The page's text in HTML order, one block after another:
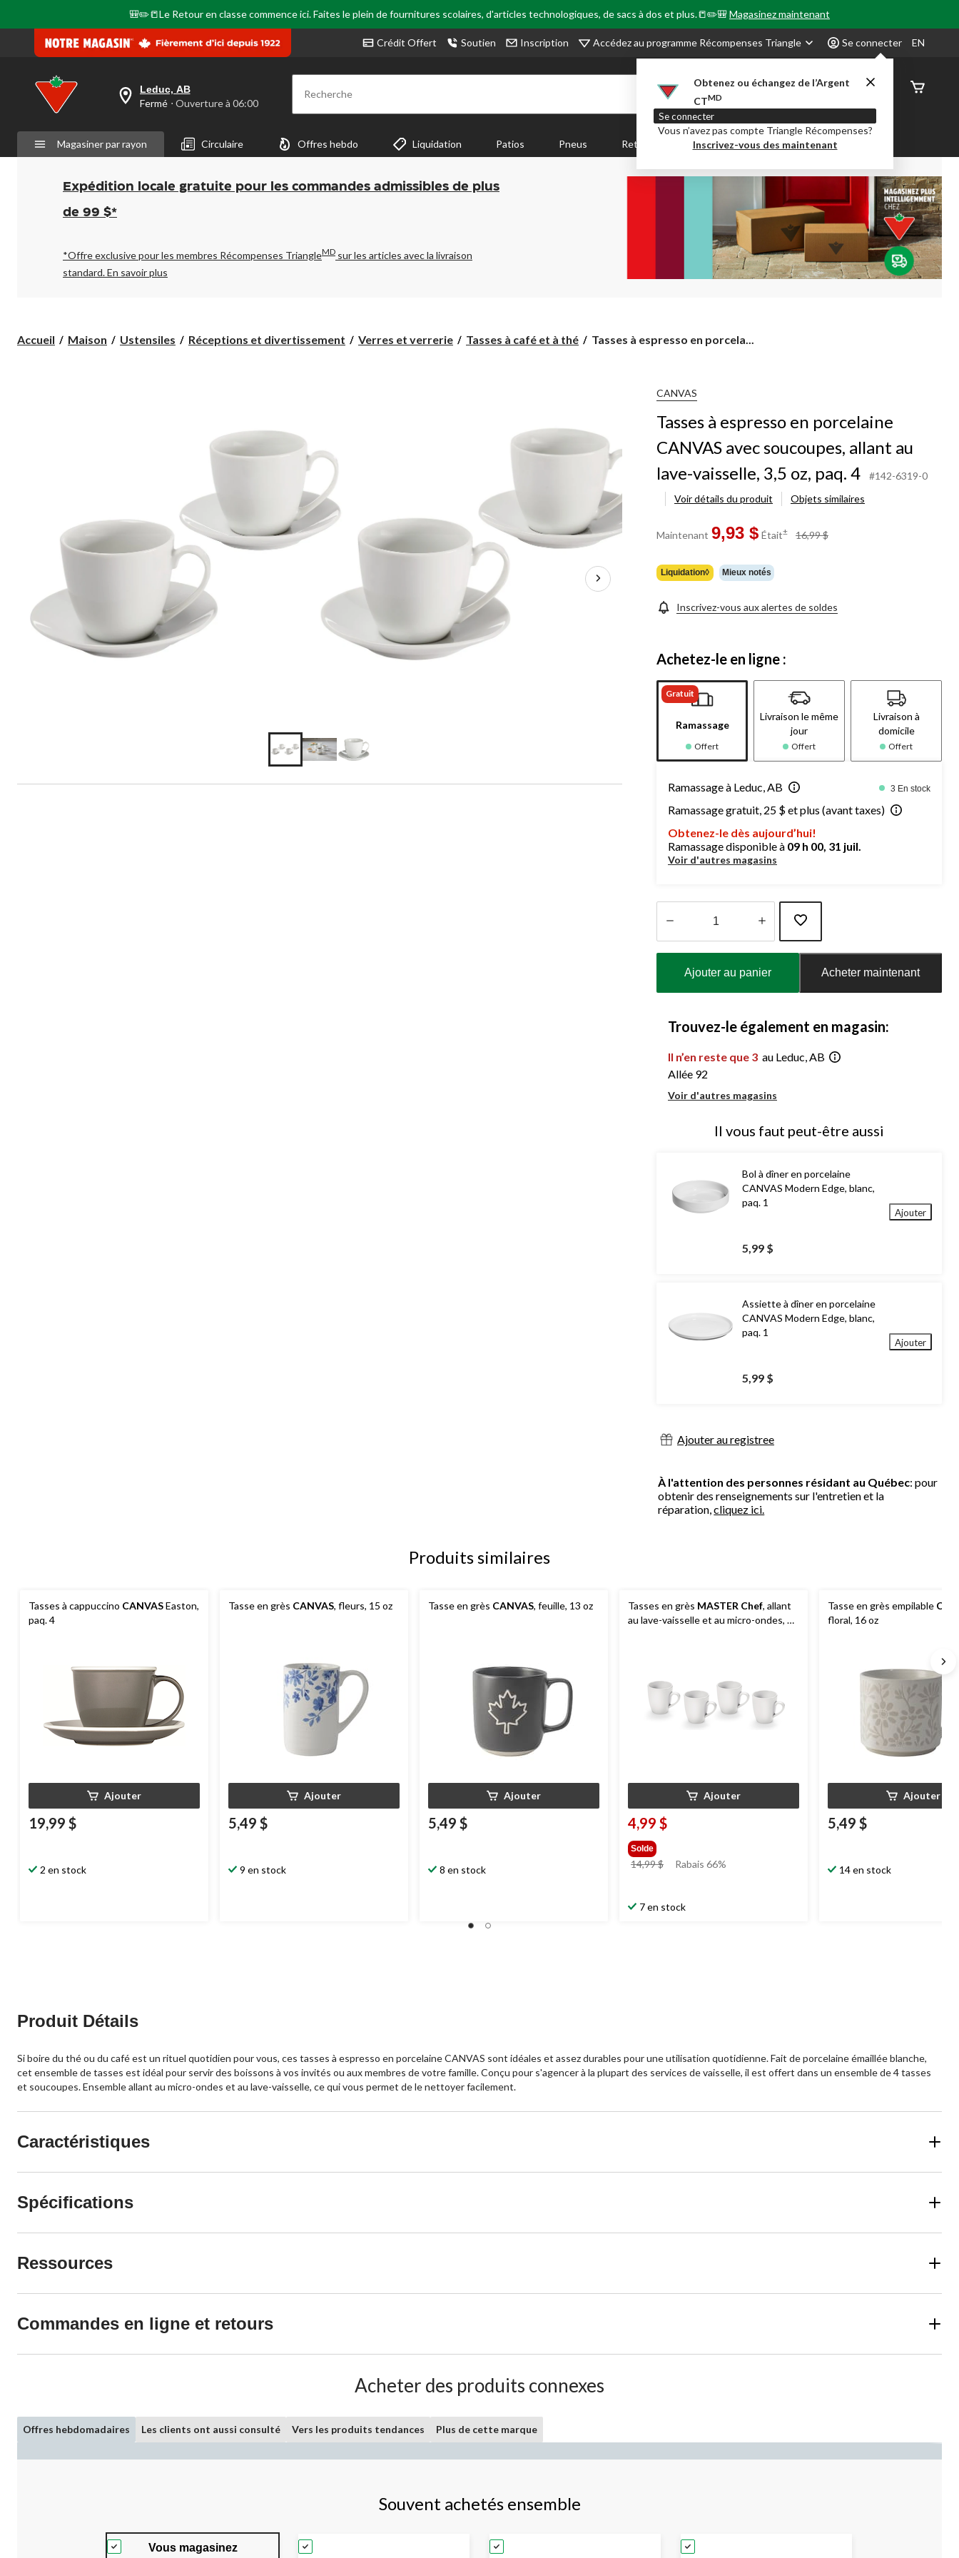
🎒✏️📒Le Retour en classe commence ici. Faites le plein de fournitures scolaires, d'articles technologiques, de sacs à dos et plus.📒✏️🎒Magasinez maintenant
Crédit Offert Soutien Inscription Accédez au programme Récompenses Triangle Se connecter
Obtenez ou échangez de l’Argent
CTMD
Se connecter
Vous n’avez pas compte Triangle Récompenses?
Inscrivez-vous des maintenant
EN
votre
est
Leduc,
AB,
Fermé,
Ouverture
à
pour
changer
Leduc, AB
Fermé ⋅ Ouverture à 06:00 Recherche
État de
Magasiner par rayon Circulaire Offres hebdo Liquidation Patios Pneus Retour en Classe Party City Centre-auto
Expédition locale gratuite pour les commandes admissibles de plus
de 99 $*
*Offre exclusive pour les membres Récompenses TriangleMD sur les articles avec la livraison
standard.En savoir plus
Accueil Maison Ustensiles Réceptions et divertissement Verres et verrerie Tasses à café et à thé
Tasses
soucoupes,
allant
lave-
vaisselle,
3,5
oz,
paq.
4
Tasses à espresso en porcela...
CANVAS
Tasses à espresso en porcelaine
CANVAS avec soucoupes, allant au
lave-vaisselle, 3,5 oz, paq. 4
#142-6319-0
Voir détails du produit
Objets similaires
Maintenant 9,93 $ Était± 16,99 $
Liquidation◊ Mieux notés
Inscrivez-vous aux alertes de soldes
Achetez-le en ligne :
Gratuit
Ramassage
Offert
Livraison le même
jour
Offert
Livraison à
domicile
Offert
Ramassage à Leduc, AB 3 En stock
Ramassage gratuit, 25 $ et plus (avant taxes)
Obtenez-le dès aujourd’hui!
Ramassage disponible à 09 h 00, 31 juil.
Voir d'autres magasins
Ajouter au panier Acheter maintenant
Trouvez-le également en magasin:
Il n’en reste que 3 au Leduc, AB
Allée 92
Voir d'autres magasins
Il vous faut peut-être aussi
Bol à dîner en porcelaine
CANVAS Modern Edge, blanc,
paq. 1
5,99 $
Ajouter
Assiette à dîner en porcelaine
CANVAS Modern Edge, blanc,
paq. 1
5,99 $
Ajouter
Ajouter au registree
À l'attention des personnes résidant au Québec: pour
obtenir des renseignements sur l'entretien et la
réparation,cliquez ici.
Produits similaires
Tasses à cappuccino CANVASEaston,
paq. 4
Ajouter
19,99 $
2 en stock
Tasse en grès CANVAS, fleurs, 15 oz
Ajouter
5,49 $
9 en stock
Tasse en grès CANVAS, feuille, 13 oz
Ajouter
5,49 $
8 en stock
Tasses en grès MASTER Chef, allant
au lave-vaisselle et au micro-ondes, 12
Ajouter
4,99 $
Solde
14,99 $
prixRabais 66%
7 en stock
Tasse en grès empilable
floral, 16 oz
Ajouter
5,49 $
14 en stock
Produit Détails
Si boire du thé ou du café est un rituel quotidien pour vous, ces tasses à espresso en porcelaine CANVAS sont idéales et assez durables pour une utilisation quotidienne. Fait de porcelaine émaillée blanche,
cet ensemble de tasses est idéal pour servir des boissons à vos invités ou aux membres de votre famille. Conçu pour s'agencer à la plupart des services de vaisselle, il est offert dans un ensemble de 4 tasses
et soucoupes. Ensemble allant au micro-ondes et au lave-vaisselle, ce qui vous permet de le nettoyer facilement.
Caractéristiques
Spécifications
Ressources
Commandes en ligne et retours
Acheter des produits connexes
Offres hebdomadaires Les clients ont aussi consulté Vers les produits tendances Plus de cette marque
Souvent achetés ensemble
Vous magasinez